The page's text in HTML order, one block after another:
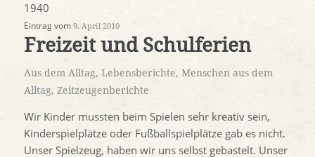
1940
Eintrag vom 9. April 2010
Freizeit und Schulferien
Aus dem Alltag, Lebensberichte, Menschen aus dem
Alltag, Zeitzeugenberichte
Wir Kinder mussten beim Spielen sehr kreativ sein,
Kinderspielplätze oder Fußballspielplätze gab es nicht.
Unser Spielzeug, haben wir uns selbst gebastelt. Unser